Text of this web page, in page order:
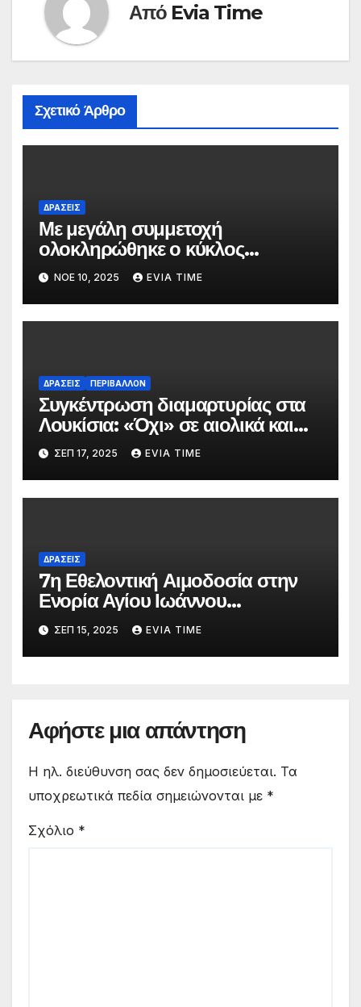
Από Evia Time
Σχετικό Άρθρο
ΔΡΑΣΕΙΣ
Με μεγάλη συμμετοχή
ολοκληρώθηκε ο κύκλος
εκδηλώσεων «Μνήμη και Υγιής
Γήρανση» στη Φωκίδα
ΝΟΈ 10, 2025 EVIA TIME
ΔΡΑΣΕΙΣ ΠΕΡΙΒΑΛΛΟΝ
Συγκέντρωση διαμαρτυρίας στα
Λουκίσια: «Όχι» σε αιολικά και
αντλησιοταμιεύσεις
ΣΕΠ 17, 2025 EVIA TIME
ΔΡΑΣΕΙΣ
7η Εθελοντική Αιμοδοσία στην
Ενορία Αγίου Ιωάννου
Προδρόμου Χαλκίδας
ΣΕΠ 15, 2025 EVIA TIME
Αφήστε μια απάντηση
Η ηλ. διεύθυνση σας δεν δημοσιεύεται. Τα
υποχρεωτικά πεδία σημειώνονται με *
Σχόλιο *